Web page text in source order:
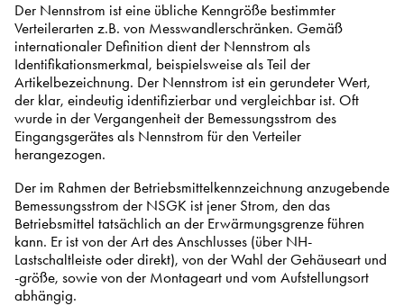
Der Nennstrom ist eine übliche Kenngröße bestimmter
Verteilerarten z.B. von Messwandlerschränken. Gemäß
internationaler Definition dient der Nennstrom als
Identifikationsmerkmal, beispielsweise als Teil der
Artikelbezeichnung. Der Nennstrom ist ein gerundeter Wert,
der klar, eindeutig identifizierbar und vergleichbar ist. Oft
wurde in der Vergangenheit der Bemessungsstrom des
Eingangsgerätes als Nennstrom für den Verteiler
herangezogen.
Der im Rahmen der Betriebsmittelkennzeichnung anzugebende
Bemessungsstrom der NSGK ist jener Strom, den das
Betriebsmittel tatsächlich an der Erwärmungsgrenze führen
kann. Er ist von der Art des Anschlusses (über NH-
Lastschaltleiste oder direkt), von der Wahl der Gehäuseart und
-größe, sowie von der Montageart und vom Aufstellungsort
abhängig.